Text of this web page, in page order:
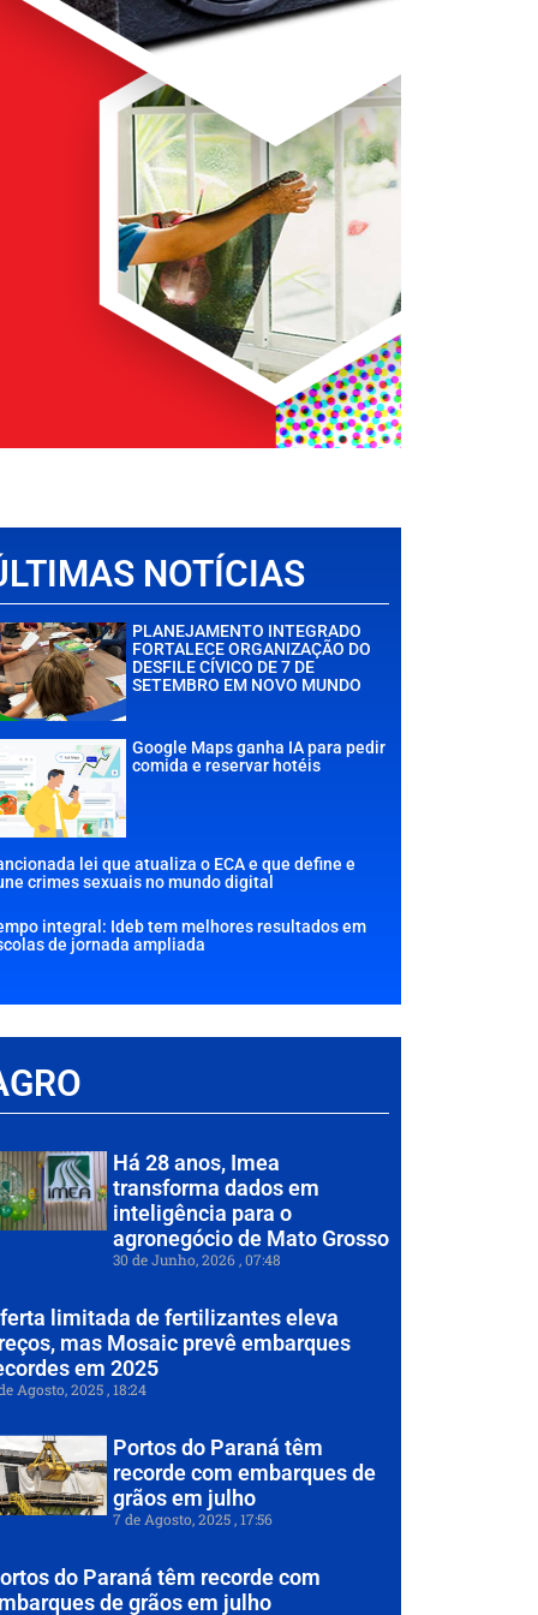
NOTÍCIAS
PLANEJAMENTO INTEGRADO
FORTALECE ORGANIZAÇÃO DO
DESFILE CÍVICO DE 7 DE
SETEMBRO EM NOVO MUNDO
Google Maps ganha IA para pedir
comida e reservar hotéis
lei que atualiza o ECA e que define e
crimes sexuais no mundo digital
integral: Ideb tem melhores resultados em
de jornada ampliada
Há 28 anos, Imea
transforma dados em
inteligência para o
agronegócio de Mato Grosso
30 de Junho, 2026 07:48
limitada de fertilizantes eleva
mas Mosaic prevê embarques
em 2025
Agosto, 2025 18:24
Portos do Paraná têm
recorde com embarques de
grãos em julho
7 de Agosto, 2025 17:56
do Paraná têm recorde com
de grãos em julho